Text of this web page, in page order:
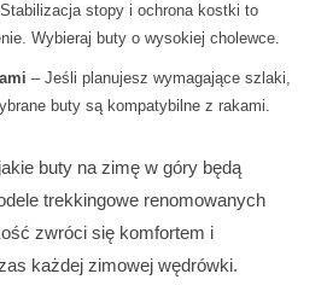
stopy i ochrona kostki to
Wybieraj buty o wysokiej cholewce.
– Jeśli planujesz wymagające szlaki,
buty są kompatybilne z rakami.
buty na zimę w góry będą
trekkingowe renomowanych
zwróci się komfortem i
każdej zimowej wędrówki.